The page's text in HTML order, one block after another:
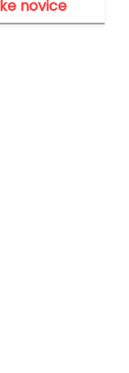
novice